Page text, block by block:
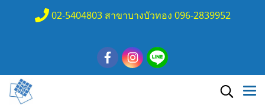
02-5404803 สาขาบางบัวทอง 096-2839952